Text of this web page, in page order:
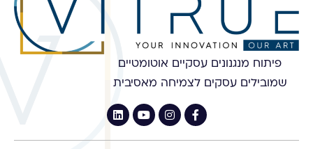
פיתוח מנגנונים עסקיים אוטומטיים
שמובילים עסקים לצמיחה מאסיבית